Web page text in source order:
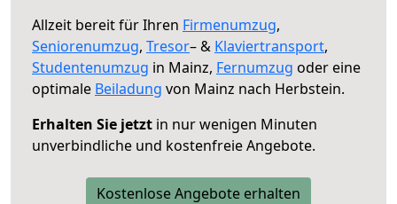
Allzeit bereit für Ihren Firmenumzug,
Seniorenumzug, Tresor– & Klaviertransport,
Studentenumzug in Mainz, Fernumzug oder eine
optimale Beiladung von Mainz nach Herbstein.
Erhalten Sie jetzt in nur wenigen Minuten
unverbindliche und kostenfreie Angebote.
Kostenlose Angebote erhalten